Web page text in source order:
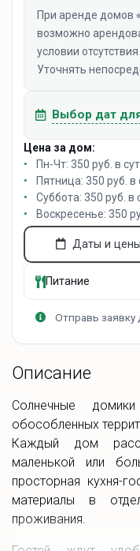
При аренде домов
возможно
условии
Уточнять
Выбор дат
Цена за дом:
Пн-Чт: 350 руб. в
Пятница: 350 руб. в
Суббота: 350 руб. в
Воскресенье: 350
Даты и цены
Питание
Отправь заявку
Описание
Солнечные
обособленных
Каждый дом
маленькой или
просторная кухня-
материалы в
проживания.